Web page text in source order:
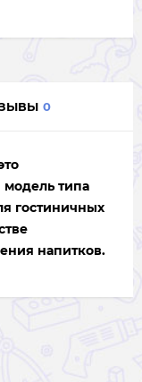
0
модель типа
гостиничных
напитков.